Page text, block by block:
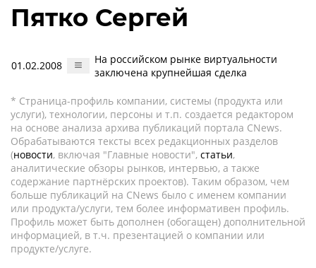
Пятко Сергей
01.02.2008
На российском рынке виртуальности
заключена крупнейшая сделка
* Страница-профиль компании, системы (продукта или
услуги), технологии, персоны и т.п. создается редактором
на основе анализа архива публикаций портала CNews.
Обрабатываются тексты всех редакционных разделов
(новости, включая "Главные новости", статьи,
аналитические обзоры рынков, интервью, а также
содержание партнёрских проектов). Таким образом, чем
больше публикаций на CNews было с именем компании
или продукта/услуги, тем более информативен профиль.
Профиль может быть дополнен (обогащен) дополнительной
информацией, в т.ч. презентацией о компании или
продукте/услуге.